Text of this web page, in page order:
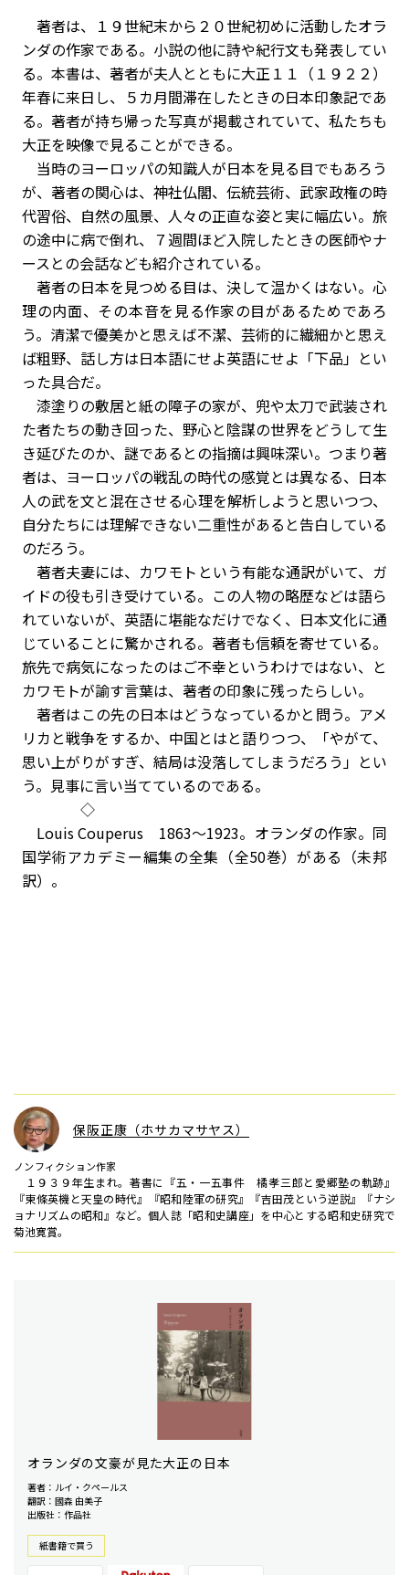
著者は、１９世紀末から２０世紀初めに活動したオラ
ンダの作家である。小説の他に詩や紀行文も発表してい
る。本書は、著者が夫人とともに大正１１（１９２２）
年春に来日し、５カ月間滞在したときの日本印象記であ
る。著者が持ち帰った写真が掲載されていて、私たちも
大正を映像で見ることができる。
当時のヨーロッパの知識人が日本を見る目でもあろう
が、著者の関心は、神社仏閣、伝統芸術、武家政権の時
代習俗、自然の風景、人々の正直な姿と実に幅広い。旅
の途中に病で倒れ、７週間ほど入院したときの医師やナ
ースとの会話なども紹介されている。
著者の日本を見つめる目は、決して温かくはない。心
理の内面、その本音を見る作家の目があるためであろ
う。清潔で優美かと思えば不潔、芸術的に繊細かと思え
ば粗野、話し方は日本語にせよ英語にせよ「下品」とい
った具合だ。
漆塗りの敷居と紙の障子の家が、兜や太刀で武装され
た者たちの動き回った、野心と陰謀の世界をどうして生
き延びたのか、謎であるとの指摘は興味深い。つまり著
者は、ヨーロッパの戦乱の時代の感覚とは異なる、日本
人の武を文と混在させる心理を解析しようと思いつつ、
自分たちには理解できない二重性があると告白している
のだろう。
著者夫妻には、カワモトという有能な通訳がいて、ガ
イドの役も引き受けている。この人物の略歴などは語ら
れていないが、英語に堪能なだけでなく、日本文化に通
じていることに驚かされる。著者も信頼を寄せている。
旅先で病気になったのはご不幸というわけではない、と
カワモトが諭す言葉は、著者の印象に残ったらしい。
著者はこの先の日本はどうなっているかと問う。アメ
リカと戦争をするか、中国とはと語りつつ、「やがて、
思い上がりがすぎ、結局は没落してしまうだろう」とい
う。見事に言い当てているのである。
◇
Louis Couperus 1863～1923。オランダの作家。同
国学術アカデミー編集の全集（全50巻）がある（未邦
訳）。
保阪正康（ホサカマサヤス）
ノンフィクション作家
１９３９年生まれ。著書に『五・一五事件 橘孝三郎と愛郷塾の軌跡』
『東條英機と天皇の時代』『昭和陸軍の研究』『吉田茂という逆説』『ナシ
ョナリズムの昭和』など。個人誌「昭和史講座」を中心とする昭和史研究で
菊池寛賞。
オランダの文豪が見た大正の日本
著者：ルイ・クペールス
翻訳：國森 由美子
出版社：作品社
紙書籍で買う